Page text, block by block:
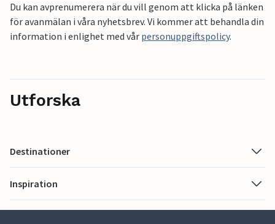
Du kan avprenumerera när du vill genom att klicka på länken
för avanmälan i våra nyhetsbrev. Vi kommer att behandla din
information i enlighet med vår personuppgiftspolicy.
Utforska
Destinationer
Inspiration